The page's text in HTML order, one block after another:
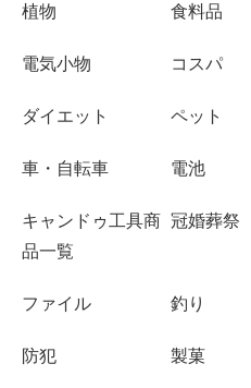
植物 食料品
電気小物 コスパ
ダイエット ペット
車・自転車 電池
キャンドゥ工具商
品一覧
冠婚葬祭
ファイル 釣り
防犯 製菓